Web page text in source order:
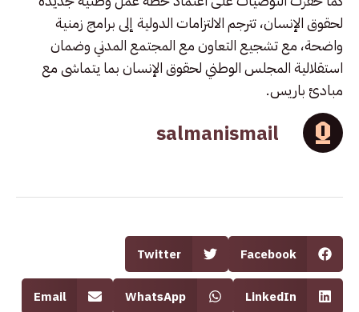
لحقوق الإنسان، تترجم الالتزامات الدولية إلى برامج زمنية
واضحة، مع تشجيع التعاون مع المجتمع المدني وضمان
استقلالية المجلس الوطني لحقوق الإنسان بما يتماشى مع
مبادئ باريس.
salmanismail
Facebook
Twitter
LinkedIn
WhatsApp
Email